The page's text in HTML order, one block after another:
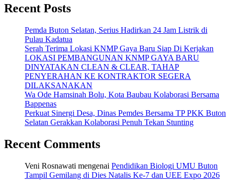
Recent Posts
Pemda Buton Selatan, Serius Hadirkan 24 Jam Listrik di
Pulau Kadatua
Serah Terima Lokasi KNMP Gaya Baru Siap Di Kerjakan
LOKASI PEMBANGUNAN KNMP GAYA BARU
DINYATAKAN CLEAN & CLEAR, TAHAP
PENYERAHAN KE KONTRAKTOR SEGERA
DILAKSANAKAN
Wa Ode Hamsinah Bolu, Kota Baubau Kolaborasi Bersama
Bappenas
Perkuat Sinergi Desa, Dinas Pemdes Bersama TP PKK Buton
Selatan Gerakkan Kolaborasi Penuh Tekan Stunting
Recent Comments
Veni Rosnawati mengenai Pendidikan Biologi UMU Buton
Tampil Gemilang di Dies Natalis Ke-7 dan UEE Expo 2026